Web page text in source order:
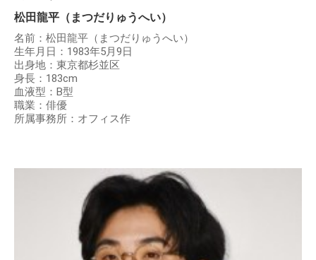
松田龍平（まつだりゅうへい）
名前：松田龍平（まつだりゅうへい）
生年月日：1983年5月9日
出身地：東京都杉並区
身長：183cm
血液型：B型
職業：俳優
所属事務所：オフィス作